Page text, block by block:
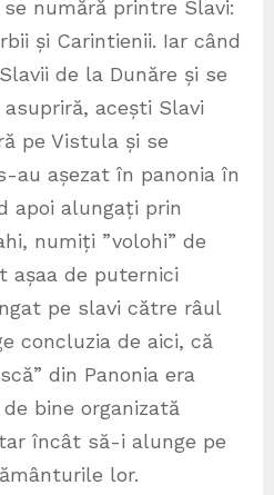
numără printre Slavi:
și Carintienii. Iar când
de la Dunăre și se
acești Slavi
pe Vistula și se
au așezat în panonia în
apoi alungați prin
numiți ”volohi” de
așaa de puternici
pe slavi către râul
concluzia de aici, că
din Panonia era
bine organizată
încât să-i alunge pe
lor.